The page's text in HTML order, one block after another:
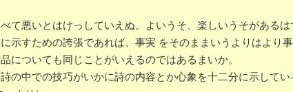
て悪いとはけっしていえぬ。よいうそ、楽しいうそがある
示すための誇張であれば、事実 をそのままいうよりはより
についても同じことがいえるのではあるまいか。
の中での技巧がいかに詩の内容とか心象を十二分に示して